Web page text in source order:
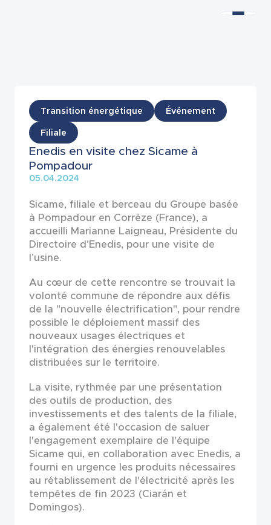
Actualités
Transition énergétique
Événement
Filiale
Enedis en visite chez Sicame à
Pompadour
05.04.2024
Sicame, filiale et berceau du Groupe basée
à Pompadour en Corrèze (France), a
accueilli Marianne Laigneau, Présidente du
Directoire d’Enedis, pour une visite de
l’usine.
Au cœur de cette rencontre se trouvait la
volonté commune de répondre aux défis
de la "nouvelle électrification", pour rendre
possible le déploiement massif des
nouveaux usages électriques et
l'intégration des énergies renouvelables
distribuées sur le territoire.
La visite, rythmée par une présentation
des outils de production, des
investissements et des talents de la filiale,
a également été l'occasion de saluer
l'engagement exemplaire de l'équipe
Sicame qui, en collaboration avec Enedis, a
fourni en urgence les produits nécessaires
au rétablissement de l'électricité après les
tempêtes de fin 2023 (Ciarán et
Domingos).